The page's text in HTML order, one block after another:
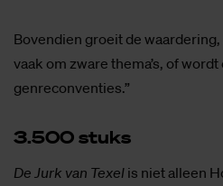
Bovendien groeit de
vaak om zware thema’s, of
genreconventies.”
3.500 stuks
De Jurk van Texel is niet alleen